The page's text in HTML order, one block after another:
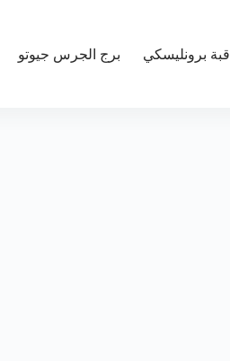
قبة برونليسكي برج الجرس جيوتو